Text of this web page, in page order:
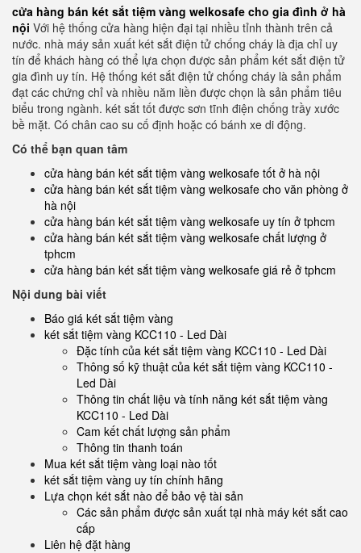
cửa hàng bán két sắt tiệm vàng welkosafe cho gia đình ở hà
nội Với hệ thống cửa hàng hiện đại tại nhiều tỉnh thành trên cả
nước. nhà máy sản xuất két sắt điện tử chống cháy là địa chỉ uy
tín để khách hàng có thể lựa chọn được sản phẩm két sắt điện tử
gia đình uy tín. Hệ thống két sắt điện tử chống cháy là sản phẩm
đạt các chứng chỉ và nhiều năm liền được chọn là sản phẩm tiêu
biểu trong ngành. két sắt tốt được sơn tĩnh điện chống trầy xước
bề mặt. Có chân cao su cố định hoặc có bánh xe di động.
Có thể bạn quan tâm
cửa hàng bán két sắt tiệm vàng welkosafe tốt ở hà nội
cửa hàng bán két sắt tiệm vàng welkosafe cho văn phòng ở
hà nội
cửa hàng bán két sắt tiệm vàng welkosafe uy tín ở tphcm
cửa hàng bán két sắt tiệm vàng welkosafe chất lượng ở
tphcm
cửa hàng bán két sắt tiệm vàng welkosafe giá rẻ ở tphcm
Nội dung bài viết
Báo giá két sắt tiệm vàng
két sắt tiệm vàng KCC110 - Led Dài
Đặc tính của két sắt tiệm vàng KCC110 - Led Dài
Thông số kỹ thuật của két sắt tiệm vàng KCC110 -
Led Dài
Thông tin chất liệu và tính năng két sắt tiệm vàng
KCC110 - Led Dài
Cam kết chất lượng sản phẩm
Thông tin thanh toán
Mua két sắt tiệm vàng loại nào tốt
két sắt tiệm vàng uy tín chính hãng
Lựa chọn két sắt nào để bảo vệ tài sản
Các sản phẩm được sản xuất tại nhà máy két sắt cao
cấp
Liên hệ đặt hàng